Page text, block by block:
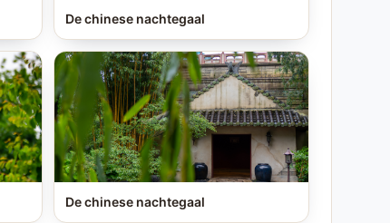
De chinese nachtegaal
De chinese nachtegaal